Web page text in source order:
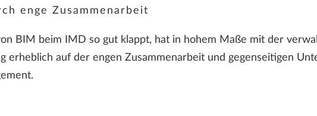
enge Zusammenarbeit
BIM beim IMD so gut klappt, hat in hohem Maße mit der
erheblich auf der engen Zusammenarbeit und gegenseitigen